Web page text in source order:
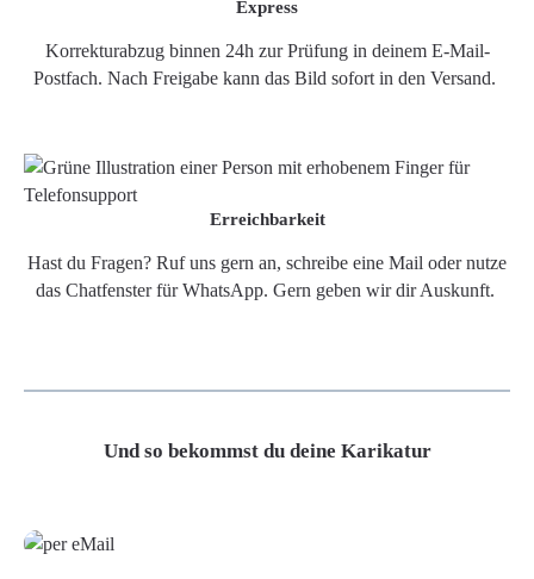
Express
Korrekturabzug binnen 24h zur Prüfung in deinem E-Mail-
Postfach. Nach Freigabe kann das Bild sofort in den Versand.
Erreichbarkeit
Hast du Fragen? Ruf uns gern an, schreibe eine Mail oder nutze
das Chatfenster für WhatsApp. Gern geben wir dir Auskunft.
Und so bekommst du deine Karikatur